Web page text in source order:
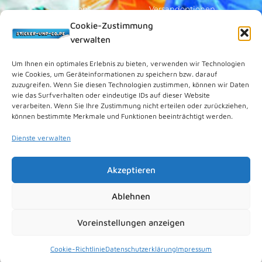
Cookie-Zustimmung
verwalten
Um Ihnen ein optimales Erlebnis zu bieten, verwenden wir Technologien
wie Cookies, um Geräteinformationen zu speichern bzw. darauf
zuzugreifen. Wenn Sie diesen Technologien zustimmen, können wir Daten
wie das Surfverhalten oder eindeutige IDs auf dieser Website
verarbeiten. Wenn Sie Ihre Zustimmung nicht erteilen oder zurückziehen,
können bestimmte Merkmale und Funktionen beeinträchtigt werden.
Dienste verwalten
Akzeptieren
Ablehnen
Voreinstellungen anzeigen
Cookie-RichtlinieDatenschutzerklärungImpressum
Topps
Blue Ocean
Sammelfiguren
Vorverkauf
Versandoptionen
Zahlungsoptionen
Über Uns
Rechtliches
Kundenkonto
Datenschutz
Cookies (EU)
Vertrag widerrufen